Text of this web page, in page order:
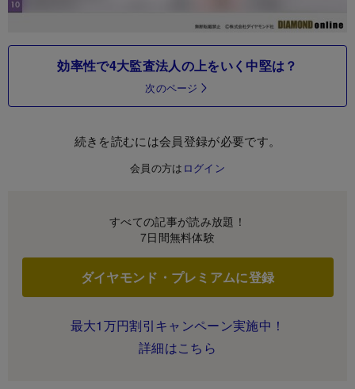
効率性で4大監査法人の上をいく中堅は？
次のページ
続きを読むには会員登録が必要です。
会員の方は ログイン
すべての記事が読み放題！
7日間無料体験
ダイヤモンド・プレミアムに登録
最大1万円割引キャンペーン実施中！
詳細はこちら